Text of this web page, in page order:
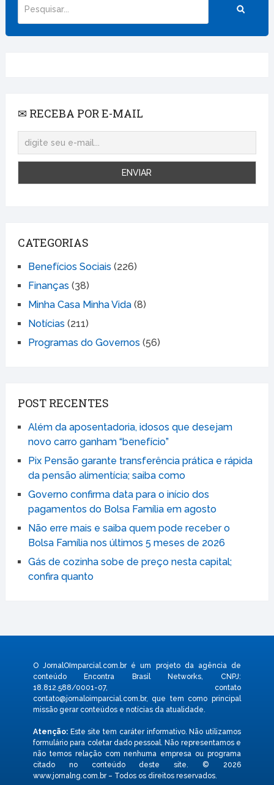
✉ RECEBA POR E-MAIL
CATEGORIAS
Benefícios Sociais (226)
Finanças (38)
Minha Casa Minha Vida(8)
Notícias (211)
Programas do Governos (56)
POST RECENTES
Além da aposentadoria, idosos que desejam
novo carro ganham “benefício”
Pix Pensão garante transferência prática e rápida
da pensão alimentícia; saiba como
Governo confirma data para o início dos
pagamentos do Bolsa Família em agosto
Não erre mais e saiba quem pode receber o
Bolsa Família nos últimos 5 meses de 2026
Gás de cozinha sobe de preço nesta capital;
confira quanto
O JornalOImparcial.com.br é um projeto da agência de
conteúdo Encontra Brasil Networks, CNPJ:
18.812.588/0001-07, contato
contato@jornaloimparcial.com.br, que tem como principal
missão gerar conteúdos e notícias da atualidade.
Atenção:Este site tem caráter informativo. Não utilizamos
formulário para coletar dado pessoal. Não representamos e
não temos relação com nenhuma empresa ou programa
citado no conteúdo deste site. © 2026
www.jornalng.com.br – Todos os direitos reservados.